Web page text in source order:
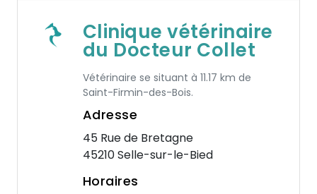
Clinique vétérinaire
du Docteur Collet
Vétérinaire se situant à 11.17 km de
Saint-Firmin-des-Bois.
Adresse
45 Rue de Bretagne
45210 Selle-sur-le-Bied
Horaires